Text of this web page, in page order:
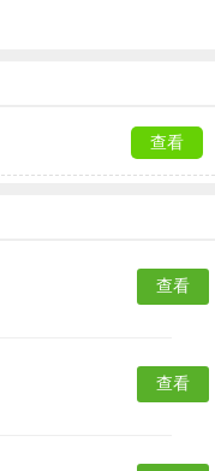
查看
查看
查看